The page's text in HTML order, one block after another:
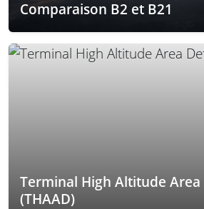
Comparaison B2 et B21
Terminal High Altitude Area
(THAAD)